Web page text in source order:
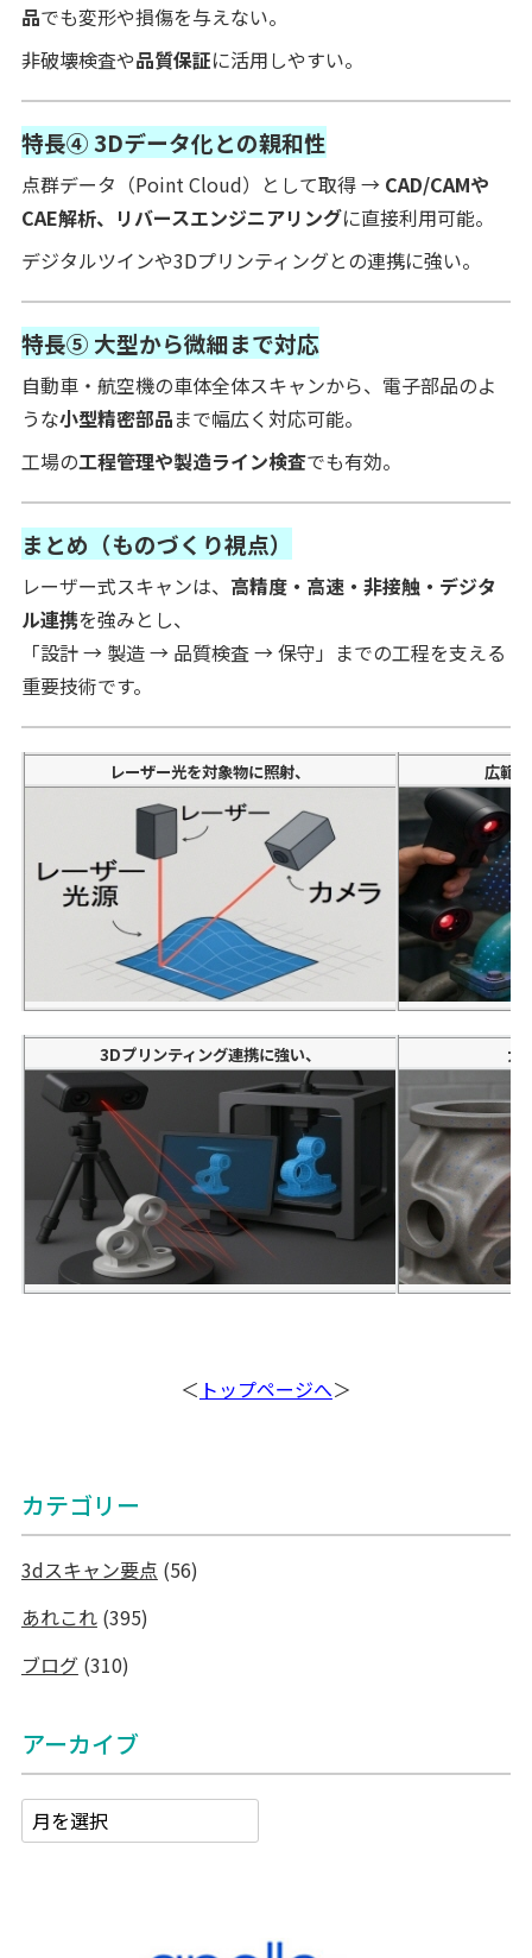
品でも変形や損傷を与えない。
非破壊検査や品質保証に活用しやすい。
特長④ 3Dデータ化との親和性
点群データ（Point Cloud）として取得 → CAD/CAMや
CAE解析、リバースエンジニアリングに直接利用可能。
デジタルツインや3Dプリンティングとの連携に強い。
特長⑤ 大型から微細まで対応
自動車・航空機の車体全体スキャンから、電子部品のよ
うな小型精密部品まで幅広く対応可能。
工場の工程管理や製造ライン検査でも有効。
まとめ（ものづくり視点）
レーザー式スキャンは、 高精度・高速・非接触・デジタ
ル連携を強みとし、
「設計 → 製造 → 品質検査 → 保守」までの工程を支える
重要技術です。
レーザー光を対象物に照射、 広範
3Dプリンティング連携に強い、 大
＜ トップページへ＞
カテゴリー
3dスキャン要点 (56)
あれこれ(395)
ブログ(310)
アーカイブ